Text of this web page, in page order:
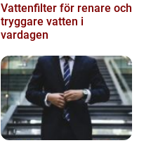
Vattenfilter för renare och
tryggare vatten i
vardagen